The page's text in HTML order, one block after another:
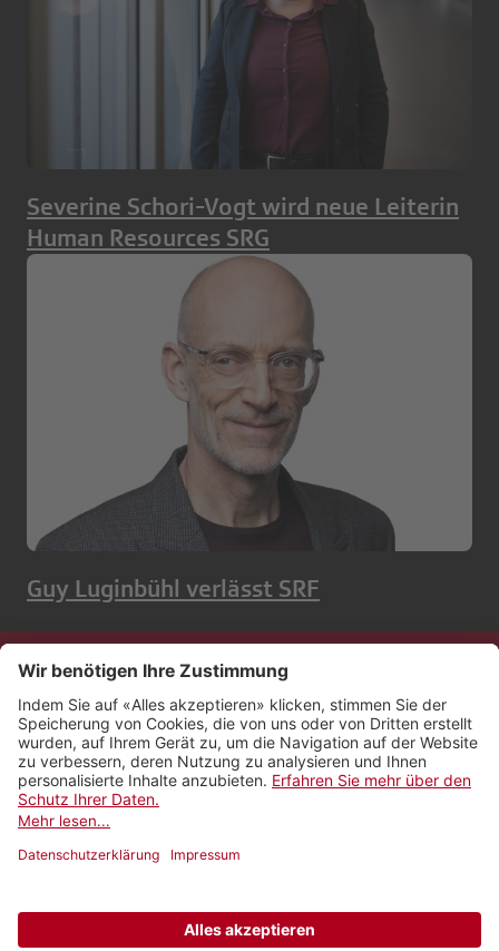
Severine Schori-Vogt wird neue Leiterin
Human Resources SRG
Guy Luginbühl verlässt SRF
Kontakt
Impressum
Rechtliches
Netiquette